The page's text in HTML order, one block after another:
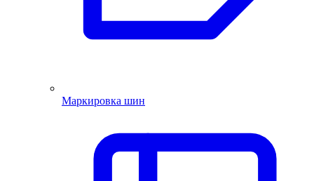
Маркировка шин